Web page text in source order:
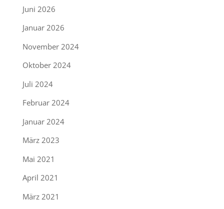
Juni 2026
Januar 2026
November 2024
Oktober 2024
Juli 2024
Februar 2024
Januar 2024
März 2023
Mai 2021
April 2021
März 2021